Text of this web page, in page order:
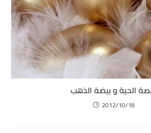
الحية و بيضة الذهب
2012/10/18